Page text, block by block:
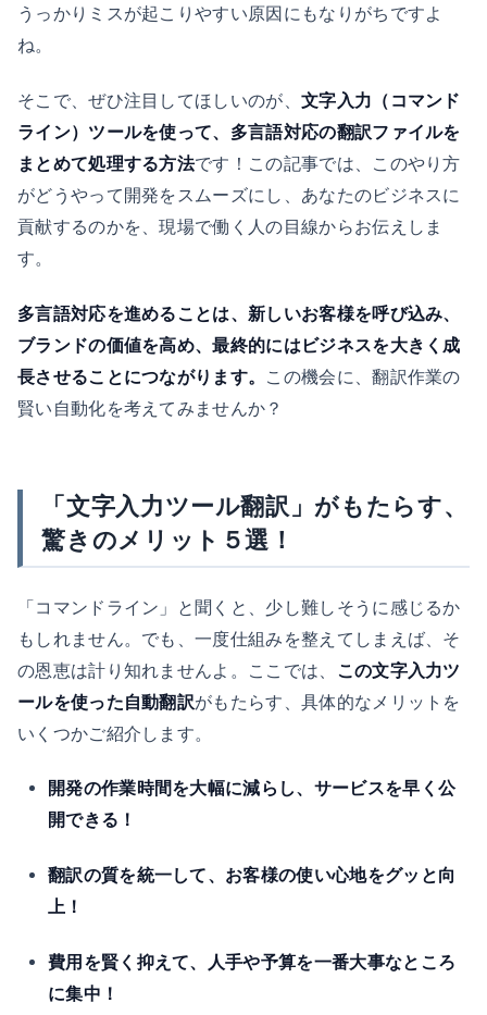
うっかりミスが起こりやすい原因にもなりがちですよ
ね。
そこで、ぜひ注目してほしいのが、 文字入力（コマンド
ライン）ツールを使って、多言語対応の翻訳ファイルを
まとめて処理する方法です！この記事では、このやり方
がどうやって開発をスムーズにし、あなたのビジネスに
貢献するのかを、現場で働く人の目線からお伝えしま
す。
多言語対応を進めることは、新しいお客様を呼び込み、
ブランドの価値を高め、最終的にはビジネスを大きく成
長させることにつながります。 この機会に、翻訳作業の
賢い自動化を考えてみませんか？
「文字入力ツール翻訳」がもたらす、
驚きのメリット５選！
「コマンドライン」と聞くと、少し難しそうに感じるか
もしれません。でも、一度仕組みを整えてしまえば、そ
の恩恵は計り知れませんよ。ここでは、
この文字入力ツ
ールを使った自動翻訳がもたらす、具体的なメリットを
いくつかご紹介します。
開発の作業時間を大幅に減らし、サービスを早く公
開できる！
翻訳の質を統一して、お客様の使い心地をグッと向
上！
費用を賢く抑えて、人手や予算を一番大事なところ
に集中！